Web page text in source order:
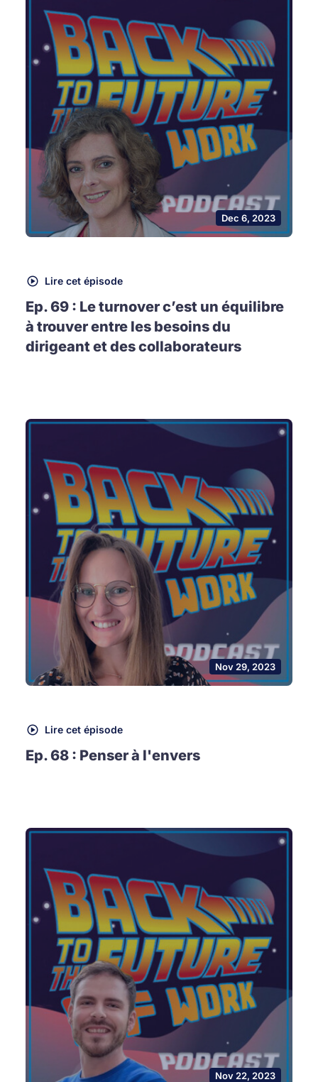
Dec 6, 2023
Lire cet épisode
Ep. 69 : Le turnover c’est un équilibre
à trouver entre les besoins du
dirigeant et des collaborateurs
Nov 29, 2023
Lire cet épisode
Ep. 68 : Penser à l'envers
Nov 22, 2023